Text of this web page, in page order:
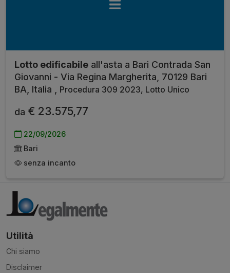
Lotto edificabile all'asta a Bari Contrada San
Giovanni - Via Regina Margherita, 70129 Bari
BA, Italia ,
Procedura 309 2023, Lotto Unico
da € 23.575,77
22/09/2026
Bari
senza incanto
Utilità
Chi siamo
Disclaimer